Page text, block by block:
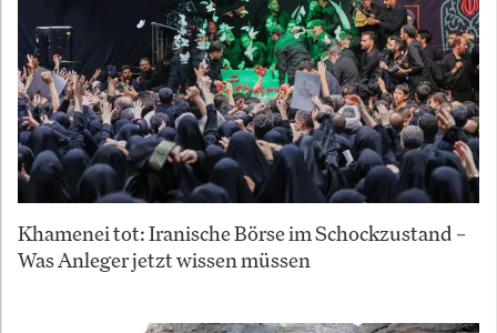
Khamenei tot: Iranische Börse im Schockzustand –
Was Anleger jetzt wissen müssen